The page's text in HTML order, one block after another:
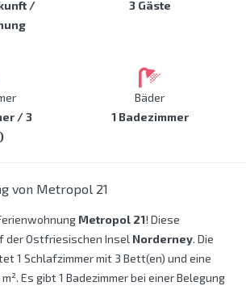
/
3 Gäste
/ 3
Bäder
1 Badezimmer
von Metropol 21
Metropol 21! Diese
Ostfriesischen Insel Norderney. Die
1 Schlafzimmer mit 3 Bett(en) und eine
Es gibt 1 Badezimmer bei einer Belegung